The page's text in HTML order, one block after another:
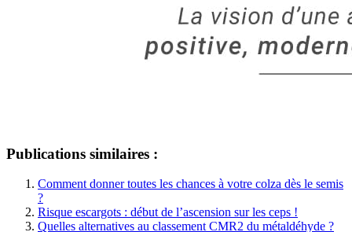
Publications similaires :
Comment donner toutes les chances à votre colza dès le semis
?
Risque escargots : début de l’ascension sur les ceps !
Quelles alternatives au classement CMR2 du métaldéhyde ?